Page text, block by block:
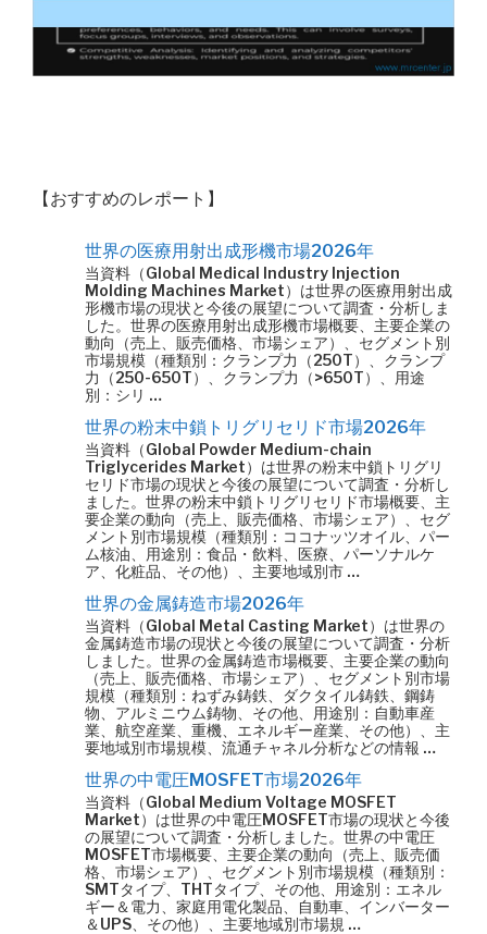
【おすすめのレポート】
世界の医療用射出成形機市場2026年
当資料（Global Medical Industry Injection
Molding Machines Market）は世界の医療用射出成
形機市場の現状と今後の展望について調査・分析しま
した。世界の医療用射出成形機市場概要、主要企業の
動向（売上、販売価格、市場シェア）、セグメント別
市場規模（種類別：クランプ力（250T）、クランプ
力（250-650T）、クランプ力（>650T）、用途
別：シリ …
世界の粉末中鎖トリグリセリド市場2026年
当資料（Global Powder Medium-chain
Triglycerides Market）は世界の粉末中鎖トリグリ
セリド市場の現状と今後の展望について調査・分析し
ました。世界の粉末中鎖トリグリセリド市場概要、主
要企業の動向（売上、販売価格、市場シェア）、セグ
メント別市場規模（種類別：ココナッツオイル、パー
ム核油、用途別：食品・飲料、医療、パーソナルケ
ア、化粧品、その他）、主要地域別市 …
世界の金属鋳造市場2026年
当資料（Global Metal Casting Market）は世界の
金属鋳造市場の現状と今後の展望について調査・分析
しました。世界の金属鋳造市場概要、主要企業の動向
（売上、販売価格、市場シェア）、セグメント別市場
規模（種類別：ねずみ鋳鉄、ダクタイル鋳鉄、鋼鋳
物、アルミニウム鋳物、その他、用途別：自動車産
業、航空産業、重機、エネルギー産業、その他）、主
要地域別市場規模、流通チャネル分析などの情報 …
世界の中電圧MOSFET市場2026年
当資料（Global Medium Voltage MOSFET
Market）は世界の中電圧MOSFET市場の現状と今後
の展望について調査・分析しました。世界の中電圧
MOSFET市場概要、主要企業の動向（売上、販売価
格、市場シェア）、セグメント別市場規模（種類別：
SMTタイプ、THTタイプ、その他、用途別：エネル
ギー＆電力、家庭用電化製品、自動車、インバーター
＆UPS、その他）、主要地域別市場規 …